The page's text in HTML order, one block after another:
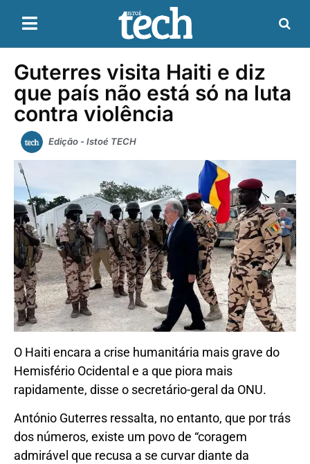
Guterres visita Haiti e diz
que país não está só na luta
contra violência
Edição - Istoé TECH
O Haiti encara a crise humanitária mais grave do
Hemisfério Ocidental e a que piora mais
rapidamente, disse o secretário-geral da ONU.
António Guterres ressalta, no entanto, que por trás
dos números, existe um povo de “coragem
admirável que recusa a se curvar diante da